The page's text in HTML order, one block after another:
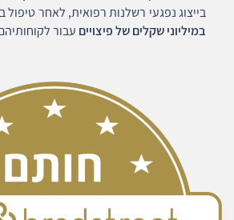
בייצוג נפגעי רשלנות רפואית, לאחר
במיליוני שקלים של פיצויים עבור